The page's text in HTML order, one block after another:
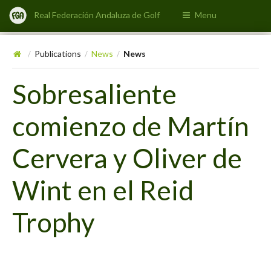
Real Federación Andaluza de Golf Menu
/ Publications / News / News
Sobresaliente
comienzo de Martín
Cervera y Oliver de
Wint en el Reid
Trophy